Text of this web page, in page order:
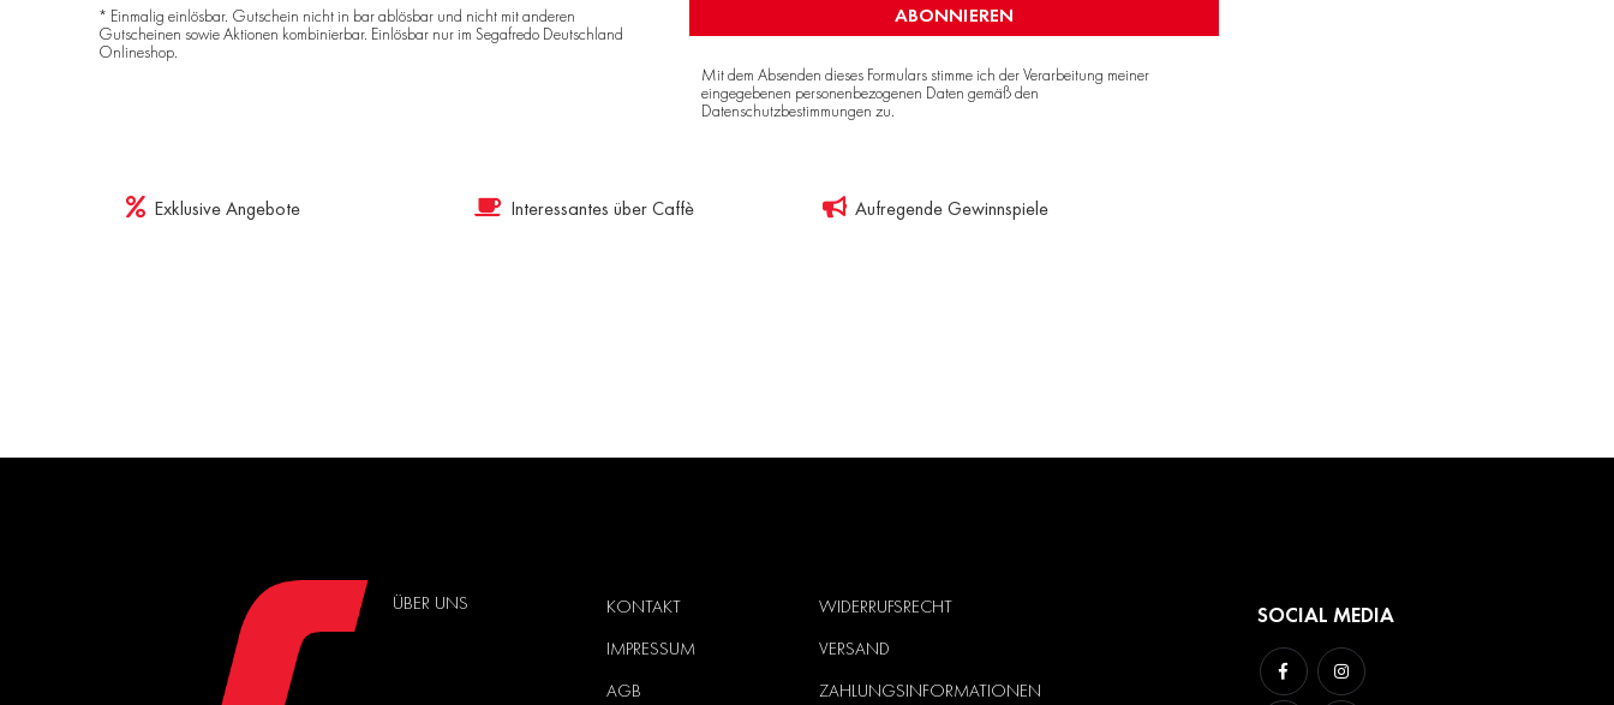
* Einmalig einlösbar. Gutschein nicht in bar ablösbar und nicht mit anderen
Gutscheinen sowie Aktionen kombinierbar. Einlösbar nur im Segafredo Deutschland
Onlineshop.
ABONNIEREN
Mit dem Absenden dieses Formulars stimme ich der Verarbeitung meiner
eingegebenen personenbezogenen Daten gemäß den
Datenschutzbestimmungen zu.
Exklusive Angebote Interessantes über Caffè Aufregende Gewinnspiele
ÜBER UNS
KONTAKT
IMPRESSUM
AGB
WIDERRUFSRECHT
VERSAND
ZAHLUNGSINFORMATIONEN
SOCIAL MEDIA